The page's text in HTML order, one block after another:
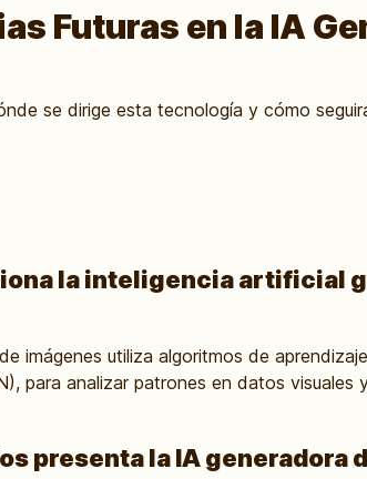
Futuras en la IA
se dirige esta tecnología y cómo
la inteligencia artificial
imágenes utiliza algoritmos de
para analizar patrones en datos visuales
presenta la IA generadora